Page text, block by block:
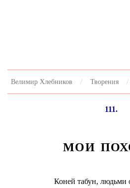
Велимир Хлебников Творения
111.
МОИ
Коней табун, людьми